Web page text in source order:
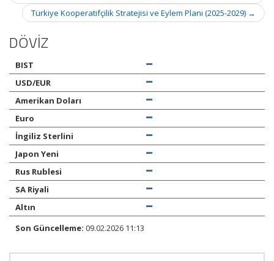
Türkiye Kooperatifçilik Stratejisi ve Eylem Planı (2025-2029) →
DÖVİZ
BIST
USD/EUR
Amerikan Doları
Euro
İngiliz Sterlini
Japon Yeni
Rus Rublesi
SA Riyali
Altın
Son Güncelleme: 09.02.2026 11:13